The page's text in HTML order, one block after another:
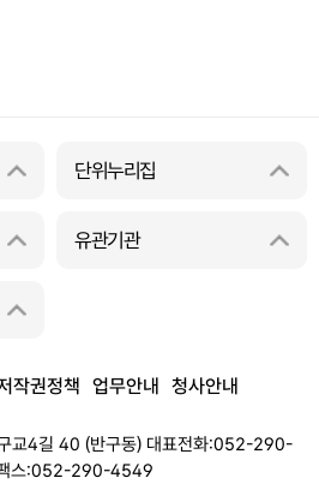
단위누리집
유관기관
작권정책 업무안내 청사안내
교4길 40 (반구동) 대표전화:052-290-
스:052-290-4549